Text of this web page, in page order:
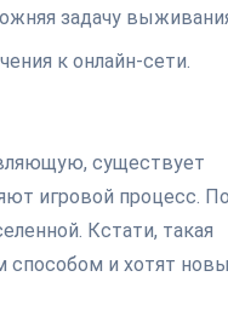
задачу
к онлайн-сети.
существует
игровой процесс. По
Кстати, такая
способом и хотят